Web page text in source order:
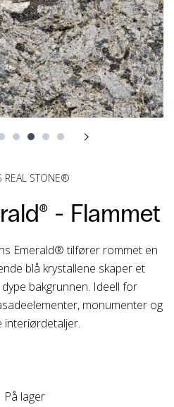
REAL STONE®
- Flammet
Emerald® tilfører rommet en
blå krystallene skaper et
bakgrunnen. Ideell for
monumenter og
interiørdetaljer.
På lager